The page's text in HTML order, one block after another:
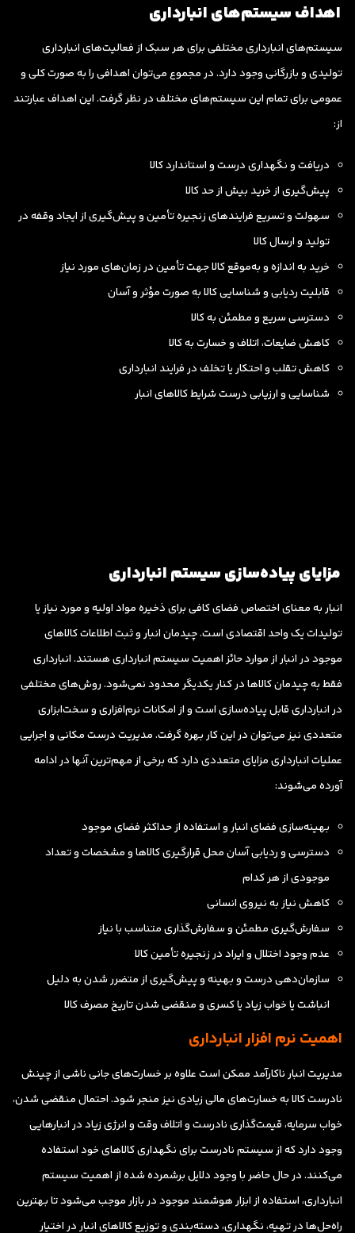
اهداف سیستم‌های انبارداری
سیستم‌های انبارداری مختلفی برای هر سبک از فعالیت‌های انبارداری
تولیدی و بازرگانی وجود دارد. در مجموع می‌توان اهدافی را به صورت کلی و
عمومی برای تمام این سیستم‌های مختلف در نظر گرفت. این اهداف عبارتند
از:
دریافت و نگهداری درست و استاندارد کالا
پیش‌گیری از خرید بیش از حد کالا
سهولت و تسریع فرایندهای زنجیره تأمین و پیش‌گیری از ایجاد وقفه در
تولید و ارسال کالا
خرید به اندازه و به‌موقع کالا جهت تأمین در زمان‌های مورد نیاز
قابلیت ردیابی و شناسایی کالا به صورت مؤثر و آسان
دسترسی سریع و مطمئن به کالا
کاهش ضایعات، اتلاف و خسارت به کالا
کاهش تقلب و احتکار یا تخلف در فرایند انبارداری
شناسایی و ارزیابی درست شرایط کالاهای انبار
مزایای پیاده‌سازی سیستم انبارداری
انبار به معنای اختصاص فضای کافی برای ذخیره مواد اولیه و مورد نیاز یا
تولیدات یک واحد اقتصادی است. چیدمان انبار و ثبت اطلاعات کالاهای
موجود در انبار از موارد حائز اهمیت سیستم انبارداری هستند. انبارداری
فقط به چیدمان کالاها در کنار یکدیگر محدود نمی‌شود. روش‌های مختلفی
در انبارداری قابل پیاده‌سازی است و از امکانات نرم‌افزاری و سخت‌ابزاری
متعددی نیز می‌توان در این کار بهره گرفت. مدیریت درست مکانی و اجرایی
عملیات انبارداری مزایای متعددی دارد که برخی از مهم‌ترین آنها در ادامه
آورده می‌شوند:
بهینه‌سازی فضای انبار و استفاده از حداکثر فضای موجود
دسترسی و ردیابی آسان محل قرارگیری کالاها و مشخصات و تعداد
موجودی از هر کدام
کاهش نیاز به نیروی انسانی
سفارش‌گیری مطمئن و سفارش‌گذاری متناسب با نیاز
عدم وجود اختلال و ایراد در زنجیره تأمین کالا
سازمان‌دهی درست و بهینه و پیش‌‌گیری از متضرر شدن به دلیل
انباشت یا خواب زیاد یا کسری و منقضی شدن تاریخ مصرف کالا
اهمیت نرم افزار انبارداری
مدیریت انبار ناکارآمد ممکن است علاوه بر خسارت‌های جانی ناشی از چینش
نادرست کالا به خسارت‌های مالی زیادی نیز منجر شود. احتمال منقضی شدن،
خواب سرمایه، قیمت‌گذاری نادرست و اتلاف وقت و انرژی زیاد در انبارهایی
وجود دارد که از سیستم نادرست برای نگهداری کالاهای خود استفاده
می‌کنند. در حال حاضر با وجود دلایل برشمرده شده از اهمیت سیستم
انبارداری، استفاده از ابزار هوشمند موجود در بازار موجب می‌شود تا بهترین
راه‌حل‌ها در تهیه، نگهداری، دسته‌بندی و توزیع کالاهای انبار در اختیار